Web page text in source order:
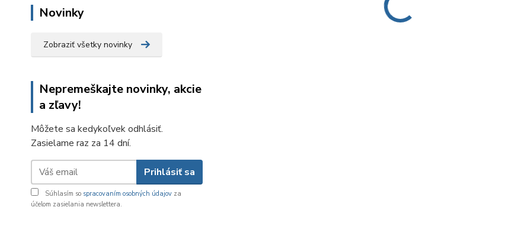
Novinky
Zobraziť všetky novinky
Nepremeškajte novinky, akcie
a zľavy!
Môžete sa kedykoľvek odhlásiť.
Zasielame raz za 14 dní.
Prihlásiť sa
Súhlasím so spracovaním osobných údajov za
účelom zasielania newslettera.